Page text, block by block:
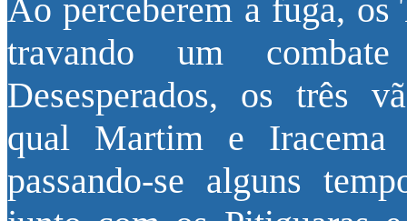
Ao perceberem a fuga, os
travando um
Desesperados, os três
qual Martim e Iracema
passando-se alguns